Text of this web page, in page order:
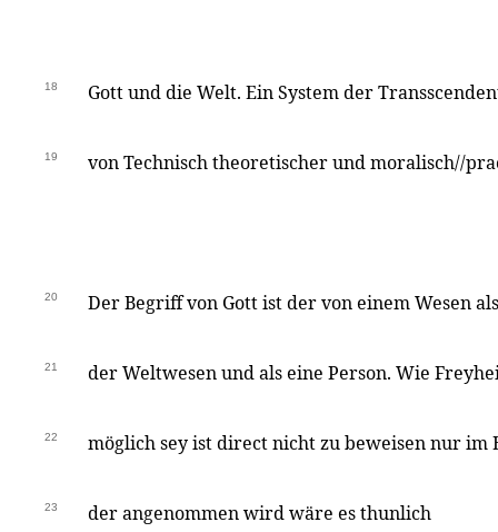
18 Gott und die Welt. Ein System der
19 von Technisch theoretischer und moralisch//
20 Der Begriff von Gott ist der von einem Wesen
21 der Weltwesen und als eine Person. Wie
22 möglich sey ist direct nicht zu beweisen nur im
23 der angenommen wird wäre es thunlich